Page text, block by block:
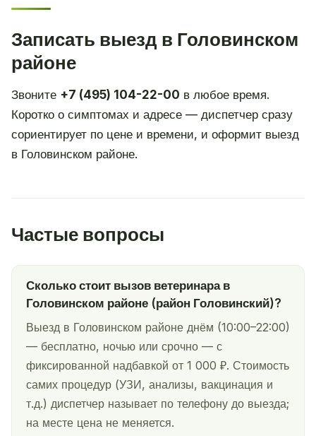
Записать выезд в Головинском
районе
Звоните +7 (495) 104-22-00 в любое время.
Коротко о симптомах и адресе — диспетчер сразу
сориентирует по цене и времени, и оформит выезд
в Головинском районе.
Частые вопросы
Сколько стоит вызов ветеринара в
Головинском районе (район Головинский)?
Выезд в Головинском районе днём (10:00–22:00)
— бесплатно, ночью или срочно — с
фиксированной надбавкой от 1 000 ₽. Стоимость
самих процедур (УЗИ, анализы, вакцинация и
т.д.) диспетчер называет по телефону до выезда;
на месте цена не меняется.